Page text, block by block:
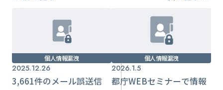
個人情報漏洩
2025.12.26
3,661件のメール誤送信
個人情報漏洩
2026.1.5
都庁WEBセミナーで情報